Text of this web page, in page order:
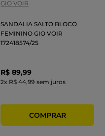
GIO VOIR
SANDALIA SALTO BLOCO
FEMININO GIO VOIR
172418574/25
R$ 89,99
2x R$ 44,99 sem juros